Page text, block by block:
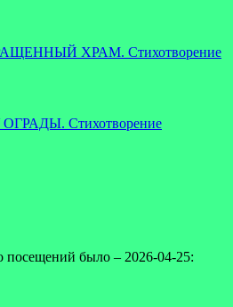
ХРАМ. Стихотворение
Стихотворение
посещений было – 2026-04-25: